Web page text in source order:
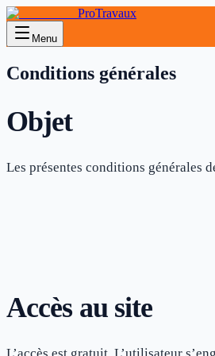
ProTravaux
Menu
Conditions générales
Objet
Les présentes conditions générales
Accès au site
L’accès est gratuit. L’utilisateur